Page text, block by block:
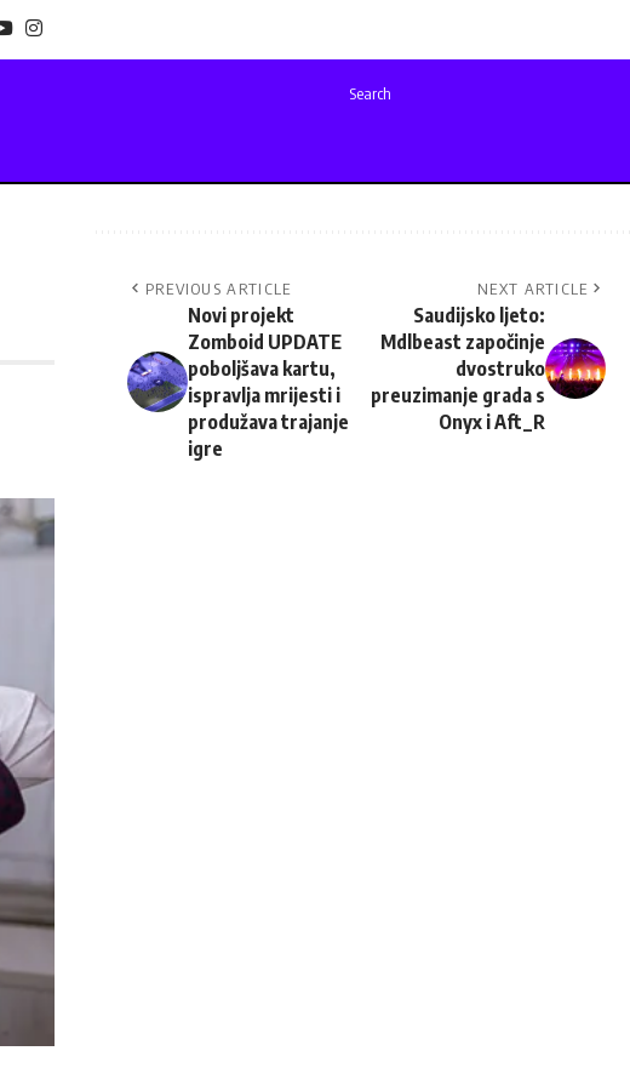
Search
PREVIOUS ARTICLE
Novi projekt
Zomboid UPDATE
poboljšava kartu,
ispravlja mrijesti i
produžava trajanje
igre
NEXT ARTICLE
Saudijsko ljeto:
Mdlbeast započinje
dvostruko
preuzimanje grada s
Onyx i Aft_R